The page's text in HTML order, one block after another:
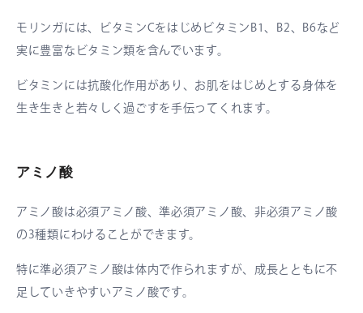
モリンガには、ビタミンCをはじめビタミンB1、B2、B6など
実に豊富なビタミン類を含んでいます。
ビタミンには抗酸化作用があり、お肌をはじめとする身体を
生き生きと若々しく過ごすを手伝ってくれます。
アミノ酸
アミノ酸は必須アミノ酸、準必須アミノ酸、非必須アミノ酸
の3種類にわけることができます。
特に準必須アミノ酸は体内で作られますが、成長とともに不
足していきやすいアミノ酸です。